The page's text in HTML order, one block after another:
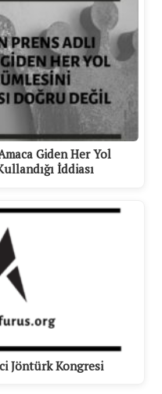
Giden Her Yol
İddiası
Jöntürk Kongresi